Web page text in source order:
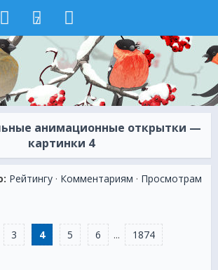
7
анимационные открытки —
картинки 4
Рейтингу · Комментариям · Просмотрам
3 4 5 6 ... 1874